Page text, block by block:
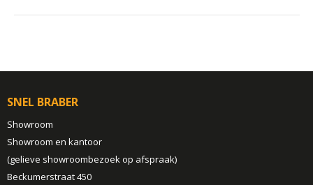
SNEL BRABER
Showroom
Showroom en kantoor
(gelieve showroombezoek op afspraak)
Beckumerstraat 450